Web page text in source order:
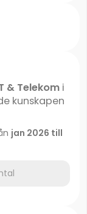
& Telekomi
kunskapen
jan 2026 till